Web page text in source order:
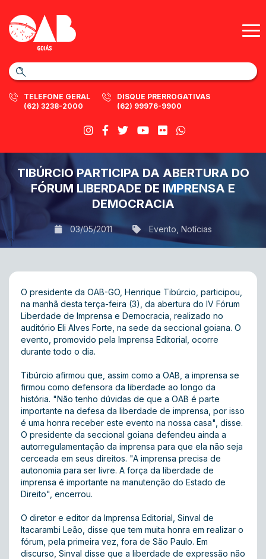
TELEFONE GERAL
(62) 3238-2000
DISQUE PRERROGATIVAS
(62) 99976-9900
TIBÚRCIO PARTICIPA DA ABERTURA DO
FÓRUM LIBERDADE DE IMPRENSA E
DEMOCRACIA
03/05/2011 Evento Notícias
O presidente da OAB-GO, Henrique Tibúrcio, participou,
na manhã desta terça-feira (3), da abertura do IV Fórum
Liberdade de Imprensa e Democracia, realizado no
auditório Eli Alves Forte, na sede da seccional goiana. O
evento, promovido pela Imprensa Editorial, ocorre
durante todo o dia.
Tibúrcio afirmou que, assim como a OAB, a imprensa se
firmou como defensora da liberdade ao longo da
história. "Não tenho dúvidas de que a OAB é parte
importante na defesa da liberdade de imprensa, por isso
é uma honra receber este evento na nossa casa", disse.
O presidente da seccional goiana defendeu ainda a
autorregulamentação da imprensa para que ela não seja
cerceada em seus direitos. "A imprensa precisa de
autonomia para ser livre. A força da liberdade de
imprensa é importante na manutenção do Estado de
Direito", encerrou.
O diretor e editor da Imprensa Editorial, Sinval de
Itacarambi Leão, disse que tem muita honra em realizar o
fórum, pela primeira vez, fora de São Paulo. Em
discurso, Sinval disse que a liberdade de expressão não